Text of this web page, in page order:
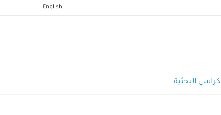
English
البحثية